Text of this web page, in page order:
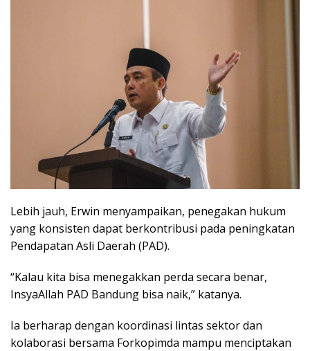
Lebih jauh, Erwin menyampaikan, penegakan hukum
yang konsisten dapat berkontribusi pada peningkatan
Pendapatan Asli Daerah (PAD).
“Kalau kita bisa menegakkan perda secara benar,
InsyaAllah PAD Bandung bisa naik,” katanya.
Ia berharap dengan koordinasi lintas sektor dan
kolaborasi bersama Forkopimda mampu menciptakan